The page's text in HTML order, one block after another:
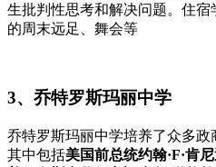
生批判性思考和解决问题。住
的周末远足、舞会等
3、乔特罗斯玛丽中学
乔特罗斯玛丽中学培养了众多政
其中包括美国前总统约翰·F·肯